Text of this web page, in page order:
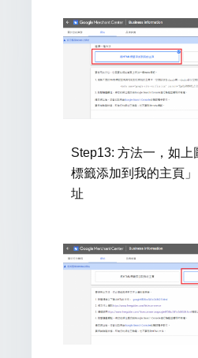
Step13: 方法一 ，如
標籤添加到我的主頁
址